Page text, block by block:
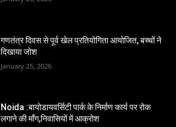
गणतंत्र दिवस से पूर्व खेल प्रतियोगिता आयोजित, बच्चों ने
दिखाया जोश
January 25, 2026
Noida :बायोडायवर्सिटी पार्क के निर्माण कार्य पर रोक
लगाने की माँग,निवासियों में आक्रोश